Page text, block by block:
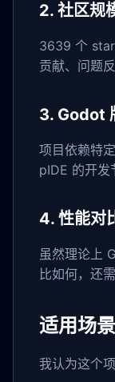
2. 社区规
3639 个 star
贡献、问题
3. Godot
项目依赖特
pIDE 的开发
4. 性能对
虽然理论上
比如何，还
适用场景
我认为这个